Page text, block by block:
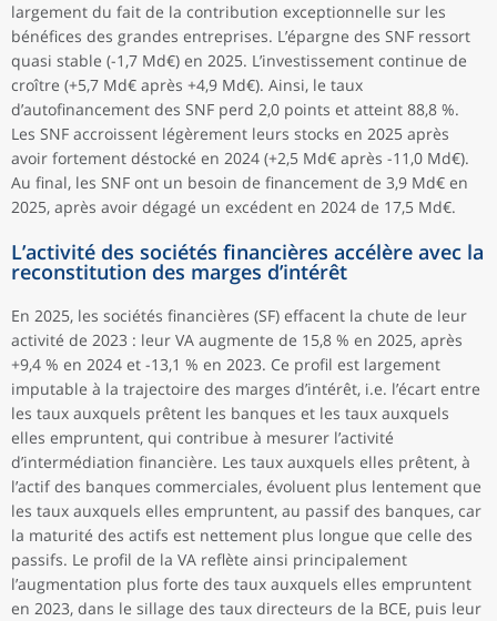
largement du fait de la contribution exceptionnelle sur les
bénéfices des grandes entreprises. L’épargne des SNF ressort
quasi stable (-1,7 Md€) en 2025. L’investissement continue de
croître (+5,7 Md€ après +4,9 Md€). Ainsi, le taux
d’autofinancement des SNF perd 2,0 points et atteint 88,8 %.
Les SNF accroissent légèrement leurs stocks en 2025 après
avoir fortement déstocké en 2024 (+2,5 Md€ après -11,0 Md€).
Au final, les SNF ont un besoin de financement de 3,9 Md€ en
2025, après avoir dégagé un excédent en 2024 de 17,5 Md€.
L’activité des sociétés financières accélère avec la
reconstitution des marges d’intérêt
En 2025, les sociétés financières (SF) effacent la chute de leur
activité de 2023 : leur VA augmente de 15,8 % en 2025, après
+9,4 % en 2024 et -13,1 % en 2023. Ce profil est largement
imputable à la trajectoire des marges d’intérêt, i.e. l’écart entre
les taux auxquels prêtent les banques et les taux auxquels
elles empruntent, qui contribue à mesurer l’activité
d’intermédiation financière. Les taux auxquels elles prêtent, à
l’actif des banques commerciales, évoluent plus lentement que
les taux auxquels elles empruntent, au passif des banques, car
la maturité des actifs est nettement plus longue que celle des
passifs. Le profil de la VA reflète ainsi principalement
l’augmentation plus forte des taux auxquels elles empruntent
en 2023, dans le sillage des taux directeurs de la BCE, puis leur